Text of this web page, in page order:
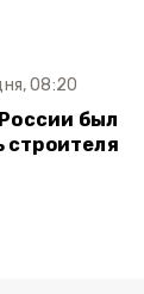
08:20
был
строителя